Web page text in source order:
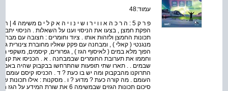
עמוד:48
פ ר ק 5
הפקת חמצן , בצעו את הניסוי וענו על השאלות . הניסוי
מנגנטי ( קאלי ) , ומבחנה עם פקק שאליו מחוברת צינורית
הפוך מלא במים ( לאיסוף הגז ) , גפרורים, קיסמים, משקפי
וחממו את תערובת החומרים שבמבחנה . א . הכניסו את קצה
שבמים . . תארו שתי תופעות שהתרחשו בבקבוק שהיה
התרוקנו מהבקבוק ומה יש בו כעת ? ד . הכניסו קיסם
העומם . מה קורה כעת ? מדוע ? ו . מסקנות : אילו תכונות
סיכום תכונות הגזים שבמשימה 6 את שורת המידע על הגז חמצן . . 48